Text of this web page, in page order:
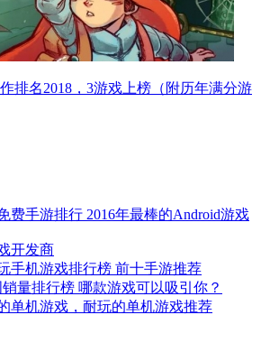
排名2018，3游戏上榜（附历年满分游
费手游排行 2016年最棒的Android游戏
开发商
手机游戏排行榜 前十手游推荐
销量排行榜 哪款游戏可以吸引你？
单机游戏，耐玩的单机游戏推荐